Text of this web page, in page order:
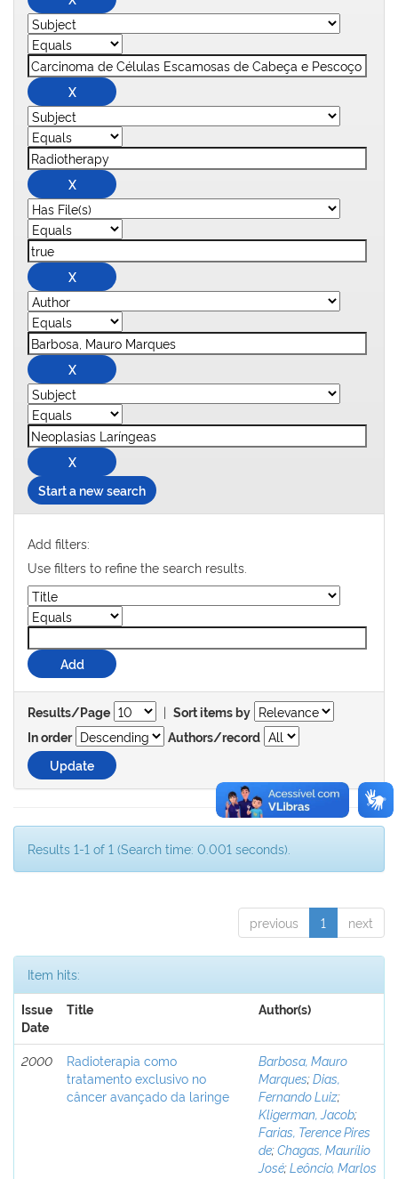
Start a new search
Add filters:
Use filters to refine the search results.
Results/Page | Sort items by
In order
Authors/record
Results 1-1 of 1 (Search time: 0.001 seconds).
previous 1 next
Item hits:
Issue
Date
Title Author(s)
2000
Radioterapia como
tratamento exclusivo no
câncer avançado da laringe
Barbosa, Mauro
Marques;Dias,
Fernando Luiz;
Kligerman, Jacob;
Farias, Terence Pires
de;Chagas, Maurílio
José;Leôncio, Marlos